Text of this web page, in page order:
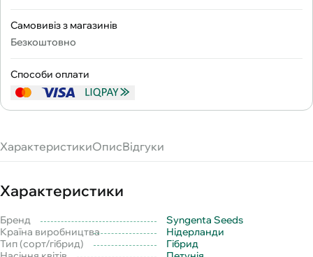
Самовивіз з магазинів
Безкоштовно
Способи оплати
ХарактеристикиОписВідгуки
Характеристики
Бренд
Syngenta Seeds
Країна виробництва
Нідерланди
Тип (сорт/гібрид)
Гібрид